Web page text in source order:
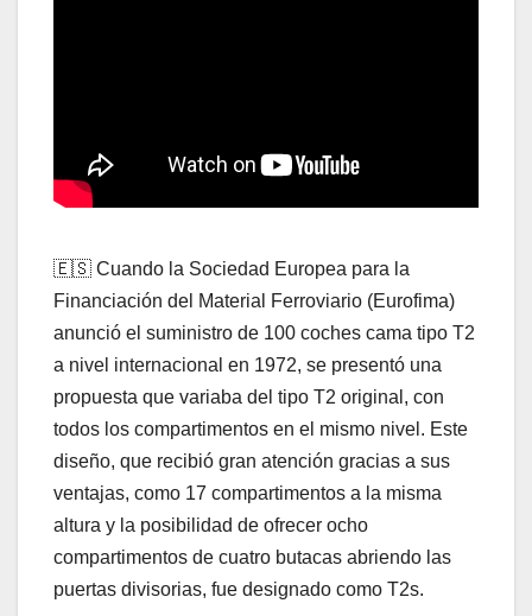
🇪🇸 Cuando la Sociedad Europea para la
Financiación del Material Ferroviario (Eurofima)
anunció el suministro de 100 coches cama tipo T2
a nivel internacional en 1972, se presentó una
propuesta que variaba del tipo T2 original, con
todos los compartimentos en el mismo nivel. Este
diseño, que recibió gran atención gracias a sus
ventajas, como 17 compartimentos a la misma
altura y la posibilidad de ofrecer ocho
compartimentos de cuatro butacas abriendo las
puertas divisorias, fue designado como T2s.